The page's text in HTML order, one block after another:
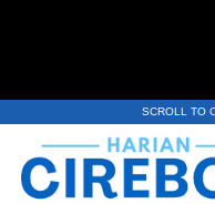
SCROLL TO